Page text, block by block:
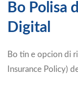
Bo Polisa
Digital
Bo tin e opcion di
Insurance Policy)